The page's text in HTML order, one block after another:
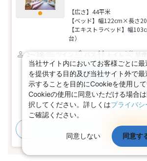
【広さ】44平米
【ベッド】幅122cm×長さ
【エキストラベッド】幅
台）
2～3名
ツイン バス トイレ 禁煙
おとな1名 税込
基本代金合
(おとな2名 こ
当社サイト内においてお客様ごとに最
を提供する目的及び当社サイト外で
示することを目的にCookieを使用して
Cookieの使用に同意いただける場合
択してください。詳しくはプライバ
ご確認ください。
同意しない 同意す